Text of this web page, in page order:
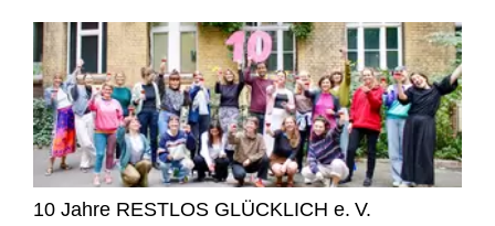
10 Jahre RESTLOS GLÜCKLICH e. V.